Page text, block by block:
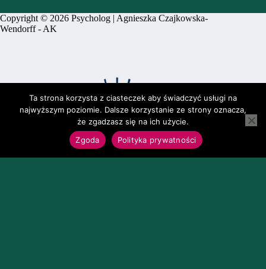
Copyright © 2026 Psycholog | Agnieszka Czajkowska-
Wendorff - AK
Ta strona korzysta z ciasteczek aby świadczyć usługi na
najwyższym poziomie. Dalsze korzystanie ze strony oznacza,
że zgadzasz się na ich użycie.
Zgoda
Polityka prywatności